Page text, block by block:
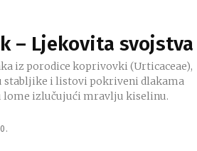
– Ljekovita svojstva
iz porodice koprivovki (Urticaceae),
stabljike i listovi pokriveni dlakama
lome izlučujući mravlju kiselinu.